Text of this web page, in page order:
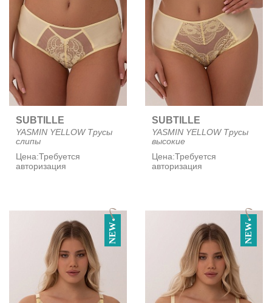
SUBTILLE
YASMIN YELLOW Трусы
слипы
Цена:Требуется
авторизация
SUBTILLE
YASMIN YELLOW Трусы
высокие
Цена:Требуется
авторизация
NEW NEW